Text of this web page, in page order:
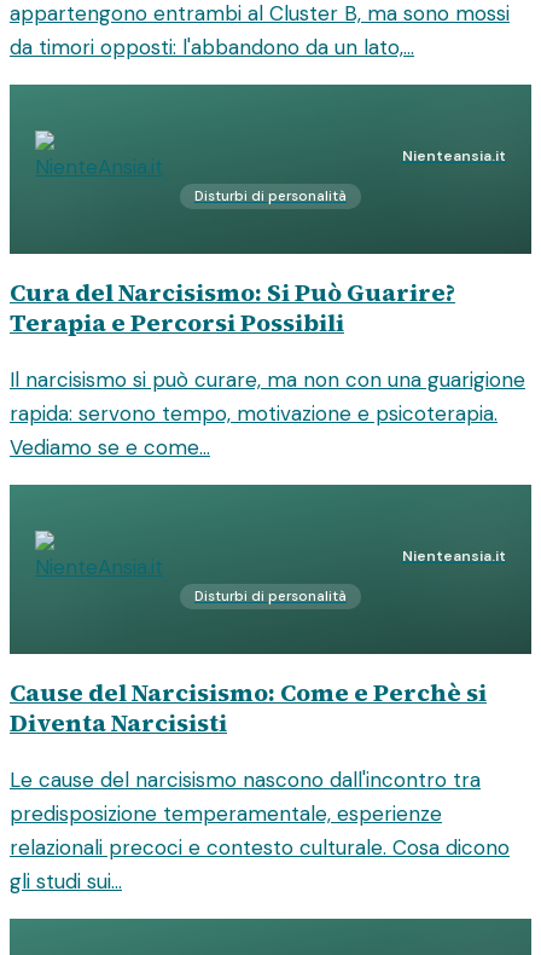
appartengono entrambi al Cluster B, ma sono mossi
da timori opposti: l'abbandono da un lato,...
Nienteansia.it
Disturbi di personalità
Cura del Narcisismo: Si Può Guarire?
Terapia e Percorsi Possibili
Il narcisismo si può curare, ma non con una guarigione
rapida: servono tempo, motivazione e psicoterapia.
Vediamo se e come...
Nienteansia.it
Disturbi di personalità
Cause del Narcisismo: Come e Perchè si
Diventa Narcisisti
Le cause del narcisismo nascono dall'incontro tra
predisposizione temperamentale, esperienze
relazionali precoci e contesto culturale. Cosa dicono
gli studi sui...